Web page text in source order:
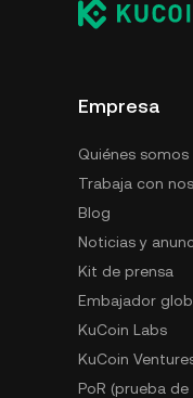
Empresa
Quiénes somos
Trabaja con
Blog
Noticias y
Kit de prensa
Embajador
KuCoin Labs
KuCoin
PoR (prueba de